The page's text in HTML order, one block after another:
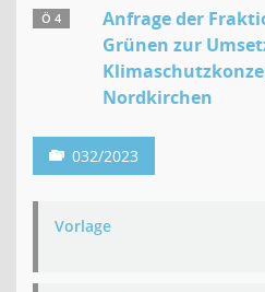
Ö 4
Anfrage der
Grünen zur
Nordkirchen
032/2023
Vorlage